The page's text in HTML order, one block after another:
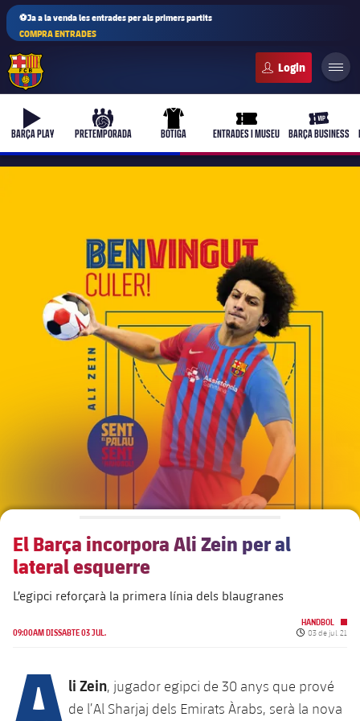
⚽Ja a la venda les entrades per als primers partits
COMPRA ENTRADES
b-play
BARÇA PLAY
culers-ball
PRETEMPORADA
uniform
BOTIGA
ticket-full
ENTRADES I MUSEU
ticket-
BARÇA BUSINESS
plusicon
Junta Directiva
Estructura executiva
chevron-right
label.aria.chevronright
Òrgans
chevron-right
label.aria.chevronright
chevron-right
label.aria.chevronright
plusicon
Més que un club
Masia 360
Dècada a dècada
Jugadors de llegenda
Centre de documentació
El Barça incorpora Ali Zein per al
lateral esquerre
L’egipci reforçarà la primera línia dels blaugranes
09:00AM DISSABTE 03 JUL.
HANDBOL
Data de
03 de jul. 21
A li Zein, jugador egipci de 30 anys que prové
de l’Al Sharjaj dels Emirats Àrabs, serà la nova